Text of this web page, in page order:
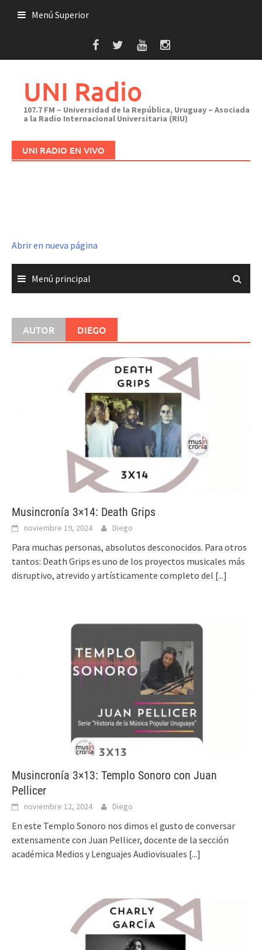
Menú Superior
UNI Radio
107.7 FM – Universidad de la República, Uruguay – Asociada
a la Radio Internacional Universitaria (RIU)
UNI RADIO EN VIVO
Abrir en nueva página
Menú principal
AUTOR DIEGO
Musincronía 3×14: Death Grips
noviembre 19, 2024 Diego
Para muchas personas, absolutos desconocidos. Para otros
tantos: Death Grips es uno de los proyectos musicales más
disruptivo, atrevido y artísticamente completo del [...]
Musincronía 3×13: Templo Sonoro con Juan
Pellicer
noviembre 12, 2024 Diego
En este Templo Sonoro nos dimos el gusto de conversar
extensamente con Juan Pellicer, docente de la sección
académica Medios y Lenguajes Audiovisuales [...]